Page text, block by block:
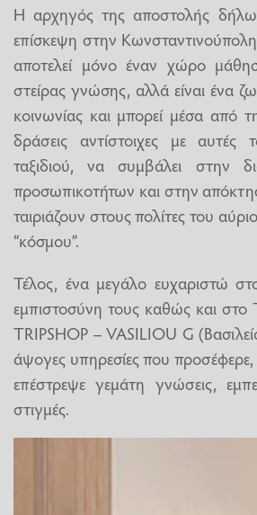
Η αρχηγός της αποστολής
επίσκεψη στην Κωνσταντινούπολη
αποτελεί μόνο έναν χώρο
στείρας γνώσης, αλλά είναι ένα
κοινωνίας και μπορεί μέσα από
δράσεις αντίστοιχες με αυτές
ταξιδιού, να συμβάλει στην
προσωπικοτήτων και στην
ταιριάζουν στους πολίτες του
“κόσμου”.
Τέλος, ένα μεγάλο ευχαριστώ
εμπιστοσύνη τους καθώς και στο
TRIPSHOP – VASILIOU G
άψογες υπηρεσίες που
επέστρεψε γεμάτη γνώσεις,
στιγμές.